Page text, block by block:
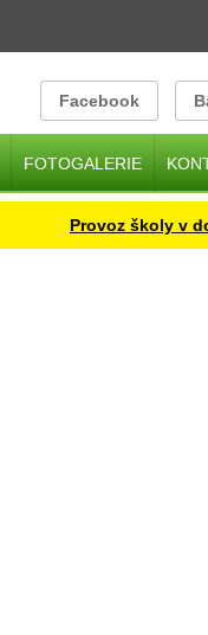
Facebook
FOTOGALERIE
Provoz školy v